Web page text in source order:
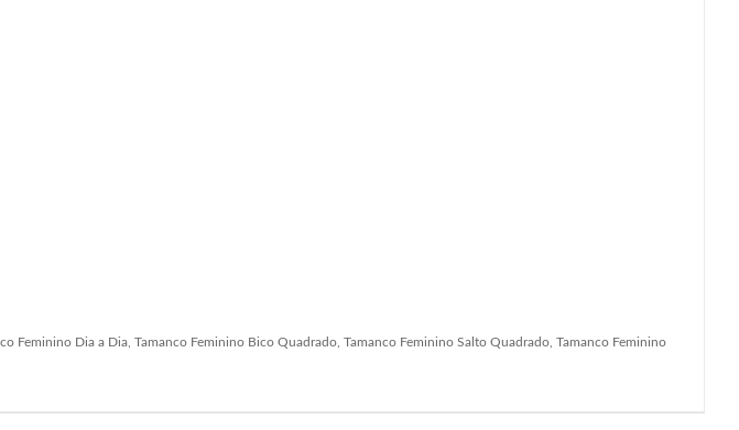
Feminino Dia a Dia, Tamanco Feminino Bico Quadrado, Tamanco Feminino Salto Quadrado, Tamanco Feminino